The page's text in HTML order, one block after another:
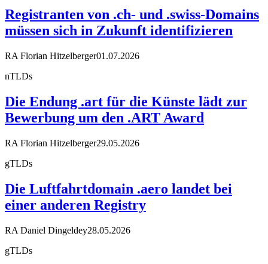
Registranten von .ch- und .swiss-Domains
müssen sich in Zukunft identifizieren
RA Florian Hitzelberger01.07.2026
nTLDs
Die Endung .art für die Künste lädt zur
Bewerbung um den .ART Award
RA Florian Hitzelberger29.05.2026
gTLDs
Die Luftfahrtdomain .aero landet bei
einer anderen Registry
RA Daniel Dingeldey28.05.2026
gTLDs